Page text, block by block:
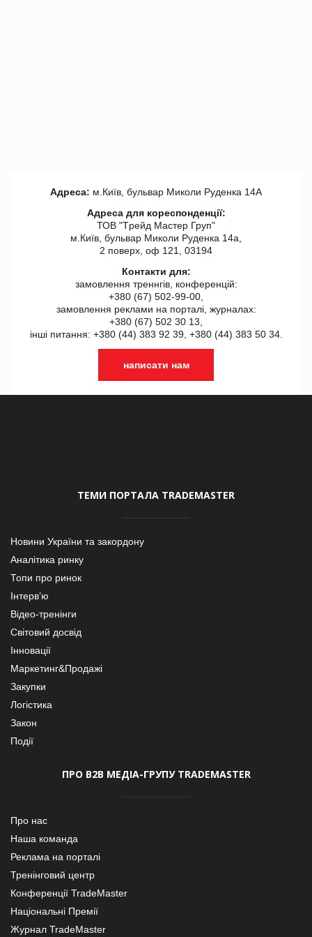
Адреса: м.Київ, бульвар Миколи Руденка 14А
Адреса для кореспонденції:
ТОВ "Tрейд Мастер Груп"
м.Київ, бульвар Миколи Руденка 14а,
2 поверх, оф 121, 03194
Контакти для:
замовлення треннгів, конференцій:
+380 (67) 502-99-00,
замовлення реклами на порталі, журналах:
+380 (67) 502 30 13,
інші питання: +380 (44) 383 92 39, +380 (44) 383 50 34.
написати нам
ТЕМИ ПОРТАЛА TRADEMASTER
Новини України та закордону
Аналітика ринку
Топи про ринок
Інтерв’ю
Відео-тренінги
Світовий досвід
Інновації
Маркетинг&Продажі
Закупки
Логістика
Закон
Події
ПРО В2В МЕДІА-ГРУПУ TRADEMASTER
Про нас
Наша команда
Реклама на порталі
Тренінговий центр
Конференції TradeMaster
Національні Премії
Журнал TradeMaster